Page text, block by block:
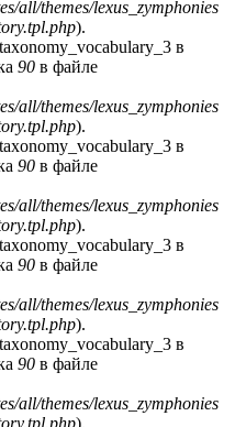
all/themes/lexus_zymphonies
).
в
90 в файле
all/themes/lexus_zymphonies
).
в
90 в файле
all/themes/lexus_zymphonies
).
в
90 в файле
all/themes/lexus_zymphonies
).
в
90 в файле
all/themes/lexus_zymphonies
).